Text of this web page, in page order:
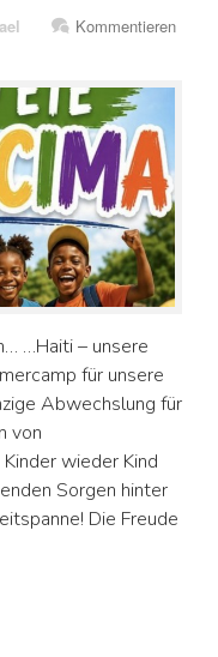
Kommentieren
…Haiti – unsere
für unsere
Abwechslung für
von
wieder Kind
Sorgen hinter
Die Freude